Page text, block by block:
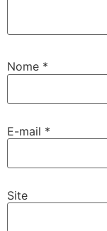
Nome *
E-mail *
Site